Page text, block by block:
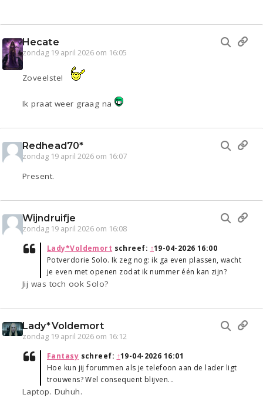
Hecate
zondag 19 april 2026 om 16:05
Zoveelste!
Ik praat weer graag na
Redhead70*
zondag 19 april 2026 om 16:07
Present.
Wijndruifje
zondag 19 april 2026 om 16:08
Lady*Voldemort schreef: ↑19-04-2026 16:00
Potverdorie Solo. Ik zeg nog: ik ga even plassen, wacht
je even met openen zodat ik nummer één kan zijn?
Jij was toch ook Solo?
Lady*Voldemort
zondag 19 april 2026 om 16:12
Fantasy schreef: ↑19-04-2026 16:01
Hoe kun jij forummen als je telefoon aan de lader ligt
trouwens? Wel consequent blijven...
Laptop. Duhuh.